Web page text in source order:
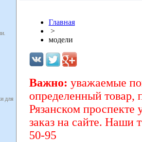
для
Главная
>
модели
Важно: уважаемые
определенный товар,
Рязанском проспекте
заказ на сайте. Наши
50-95